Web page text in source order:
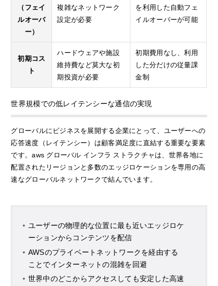
（フェイ
ルオーバ
ー）
複雑なネットワーク
設定が必要
を利用した自動フェ
イルオーバーが可能
初期コス
ト
ハードウェアや施設
維持費など莫大な初
期投資が必要
初期費用なし、利用
した分だけの従量課
金制
世界規模での低レイテンシーな通信の実現
グローバルにビジネスを展開する企業にとって、ユーザーへの
応答速度（レイテンシー）は顧客満足度に直結する重要な要素
です。aws グローバル インフラ ストラクチャは、世界各地に
配置されたリージョンと多数のエッジロケーションを専用の高
速なグローバルネットワークで結んでいます。
ユーザーの物理的な位置に最も近いエッジロケ
ーションからコンテンツを配信
AWSのプライベートネットワークを経由する
ことでインターネットの混雑を回避
世界中のどこからアクセスしても安定した高速